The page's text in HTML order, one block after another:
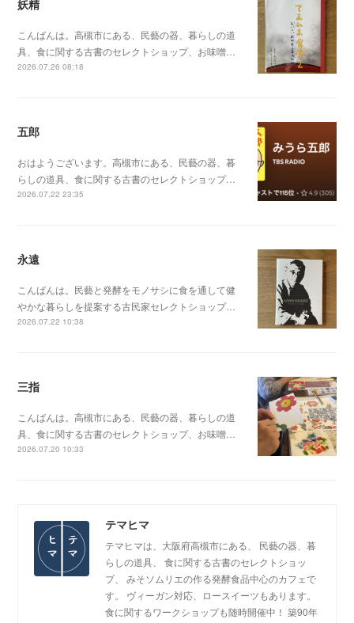
妖精
こんばんは。高槻市にある、民藝の器、暮らしの道
具、食に関する古書のセレクトショップ、お味噌…
2026.07.26 08:18
五郎
おはようございます。高槻市にある、民藝の器、暮
らしの道具、食に関する古書のセレクトショップ…
2026.07.22 23:35
永遠
こんばんは。民藝と発酵をモノサシに食を通して健
やかな暮らしを提案する古民家セレクトショップ…
2026.07.22 10:38
三指
こんばんは。高槻市にある、民藝の器、暮らしの道
具、食に関する古書のセレクトショップ、お味噌…
2026.07.20 10:33
テマヒマ
テマヒマは、大阪府高槻市にある、 民藝の器、暮
らしの道具、 食に関する古書のセレクトショッ
プ、 みそソムリエの作る発酵食品中心のカフェで
す。 ヴィーガン対応、ロースイーツもあります。
食に関するワークショップも随時開催中！ 築90年